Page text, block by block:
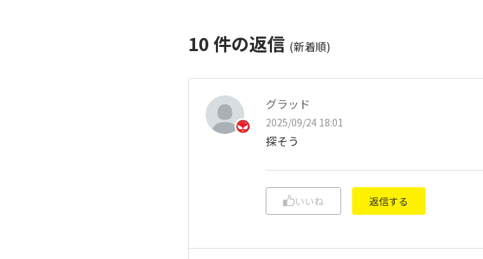
10 件の返信 (新着順)
グラッド
2025/09/24 18:01
探そう
いいね 返信する